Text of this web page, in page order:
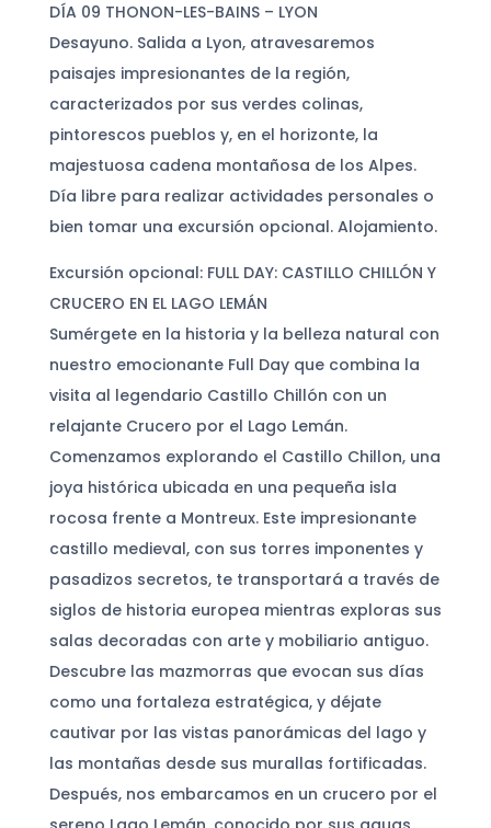
DÍA 09 THONON-LES-BAINS – LYON
Desayuno. Salida a Lyon, atravesaremos
paisajes impresionantes de la región,
caracterizados por sus verdes colinas,
pintorescos pueblos y, en el horizonte, la
majestuosa cadena montañosa de los Alpes.
Día libre para realizar actividades personales o
bien tomar una excursión opcional. Alojamiento.
Excursión opcional: FULL DAY: CASTILLO CHILLÓN Y
CRUCERO EN EL LAGO LEMÁN
Sumérgete en la historia y la belleza natural con
nuestro emocionante Full Day que combina la
visita al legendario Castillo Chillón con un
relajante Crucero por el Lago Lemán.
Comenzamos explorando el Castillo Chillon, una
joya histórica ubicada en una pequeña isla
rocosa frente a Montreux. Este impresionante
castillo medieval, con sus torres imponentes y
pasadizos secretos, te transportará a través de
siglos de historia europea mientras exploras sus
salas decoradas con arte y mobiliario antiguo.
Descubre las mazmorras que evocan sus días
como una fortaleza estratégica, y déjate
cautivar por las vistas panorámicas del lago y
las montañas desde sus murallas fortificadas.
Después, nos embarcamos en un crucero por el